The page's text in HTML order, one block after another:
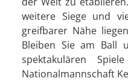
weitere Siege und
greifbarer Nähe
Bleiben Sie am Ball
spektakulären
Nationalmannschaft